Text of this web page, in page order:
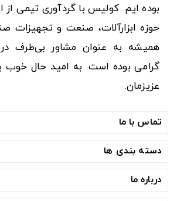
بوده ایم. کولیس با گردآوری تیمی
حوزه ابزارآلات، صنعت و
همیشه به عنوان مشاور بی‌طرف
گرامی بوده است. به امید حال خوب
عزیزمان.
تماس با ما
دسته بندی ها
درباره ما